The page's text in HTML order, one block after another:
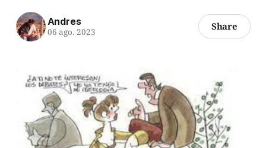
Andres
06 ago. 2023 Share